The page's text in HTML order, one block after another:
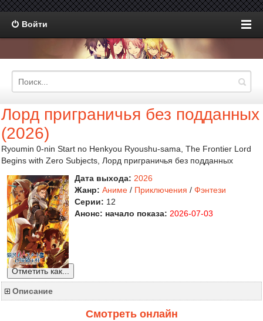
Войти
Лорд приграничья без подданных
(2026)
Ryoumin 0-nin Start no Henkyou Ryoushu-sama, The Frontier Lord
Begins with Zero Subjects, Лорд приграничья без подданных
Дата выхода: 2026
Жанр: Аниме / Приключения / Фэнтези
Серии: 12
Анонс: начало показа: 2026-07-03
Отметить как...
Описание
Смотреть онлайн